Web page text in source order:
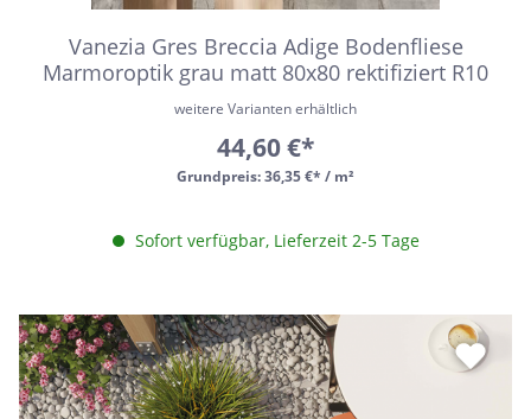
Vanezia Gres Breccia Adige Bodenfliese
Marmoroptik grau matt 80x80 rektifiziert R10
Grundpreis:36,35 €* / m²
weitere Varianten erhältlich
44,60 €*
Sofort verfügbar, Lieferzeit 2-5 Tage